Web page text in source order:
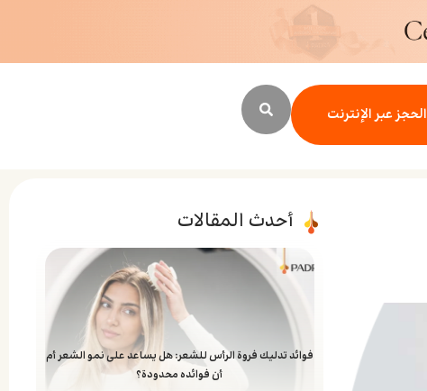
الحجز عبر الإنترنت
أحدث المقالات
فوائد تدليك فروة الرأس للشعر: هل يساعد على نمو الشعر أم
أن فوائده محدودة؟